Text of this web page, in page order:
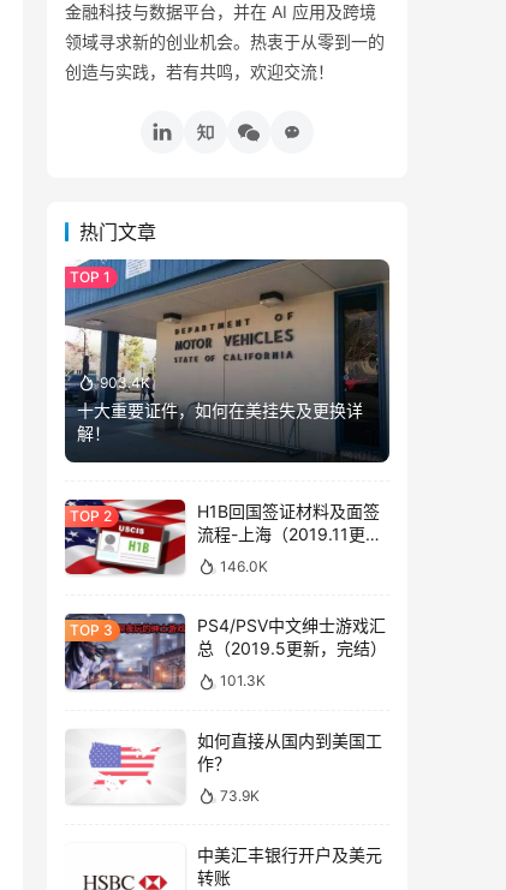
金融科技与数据平台，并在 AI 应用及跨境
领域寻求新的创业机会。热衷于从零到一的
创造与实践，若有共鸣，欢迎交流！
热门文章
903.4K
十大重要证件，如何在美挂失及更换详
解！
H1B回国签证材料及面签
流程-上海（2019.11更
新）146.0K
PS4/PSV中文绅士游戏汇
总（2019.5更新，完结）
101.3K
如何直接从国内到美国工
作？
73.9K
中美汇丰银行开户及美元
转账